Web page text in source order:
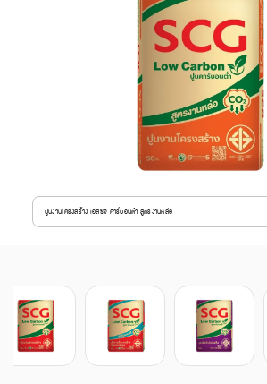
ปูนงานโครงสร้าง เอสซีจี คาร์บอนต่ำ สูตรงานหล่อ